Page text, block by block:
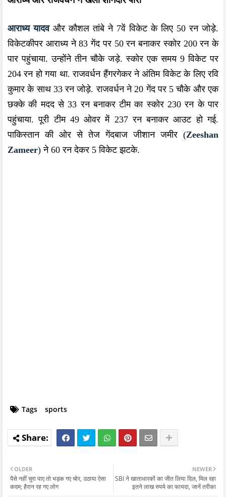
आराध्य यादवऔर कौशल तांबे ने 7वें विकेट के लिए 50 रन जोड़े.
विकेटकीपर आराध्य ने 83 गेंद पर 50 रन बनाकर स्कोर 200 रन के
पार पहुंचाया. उन्होंने तीन चौके जड़े. स्कोर एक समय 9 विकेट पर
204 रन हो गया था. राजवर्धन हैंगरगेकर ने अंतिम विकेट के लिए रवि
कुमार के साथ 33 रन जोड़े. राजवर्धन ने 20 गेंद पर 5 चौके और एक
छक्के की मदद से 33 रन बनाकर टीम का स्कोर 230 रन के पार
पहुंचाया. पूरी टीम 49 ओवर में 237 रन बनाकर आउट हो गई.
पाकिस्तान की ओर से तेज गेंदबाज जीशान जमीर (Zeeshan
Zameer) ने 60 रन देकर 5 विकेट झटके.
Tags sports
NEWER
SBI ने खाताधारकों का जीत लिया दिल, मिल रहा
इतने लाख रुपये का फायदा, जानें तरीका
OLDER
पैसे नहीं चुरा पाए तो भड़क गए चोर, उठाया ऐसा
कदम; हैरान रह गए लोग